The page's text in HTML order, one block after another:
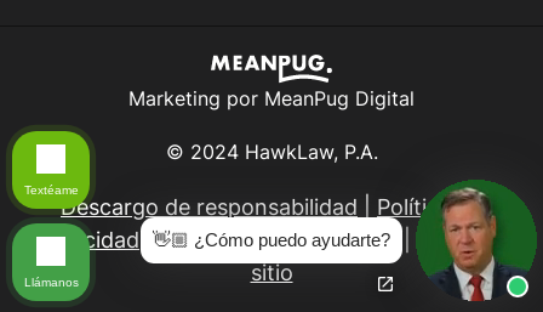
Marketing por MeanPug Digital
© 2024 HawkLaw, P.A.
Descargo de responsabilidad
Política de
privacidad |Solicitud del interesado | Mapa del
sitio
👋🏼 ¿Cómo puedo ayudarte?
Textéame
Llámanos